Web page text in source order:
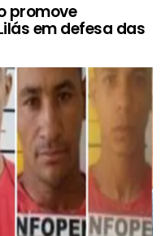
promove
em defesa das